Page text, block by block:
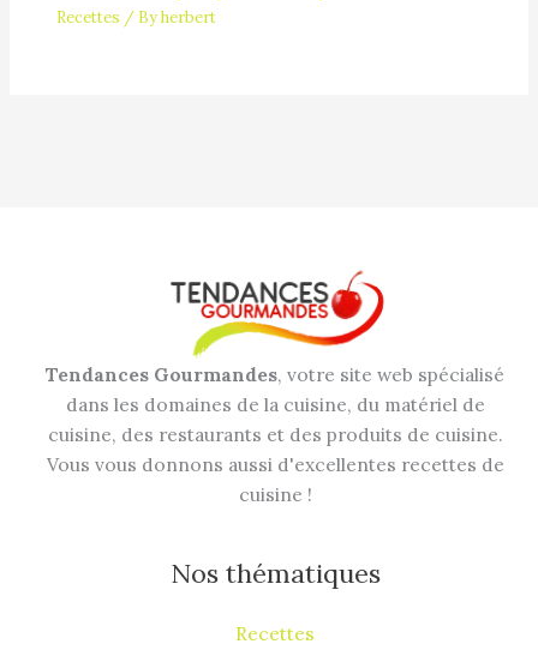
Recettes / Byherbert
Tendances Gourmandes, votre site web spécialisé
dans les domaines de la cuisine, du matériel de
cuisine, des restaurants et des produits de cuisine.
Vous vous donnons aussi d'excellentes recettes de
cuisine !
Nos thématiques
Recettes